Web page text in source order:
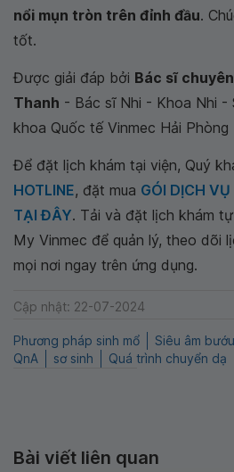
nổi mụn tròn trên đỉnh đầu.
tốt.
Được giải đáp bởi Bác sĩ
Thanh - Bác sĩ Nhi - Khoa Nhi -
khoa Quốc tế Vinmec Hải Phòng
Để đặt lịch khám tại viện, Quý
HOTLINE, đặt mua GÓI DỊCH VỤ
TẠI ĐÂY. Tải và đặt lịch khám
My Vinmec để quản lý, theo dõi
mọi nơi ngay trên ứng dụng.
Cập nhật: 22-07-2024
Phương pháp sinh mổ Siêu âm
QnA
sơ sinh Quá trình chuyển dạ
Bài viết liên quan